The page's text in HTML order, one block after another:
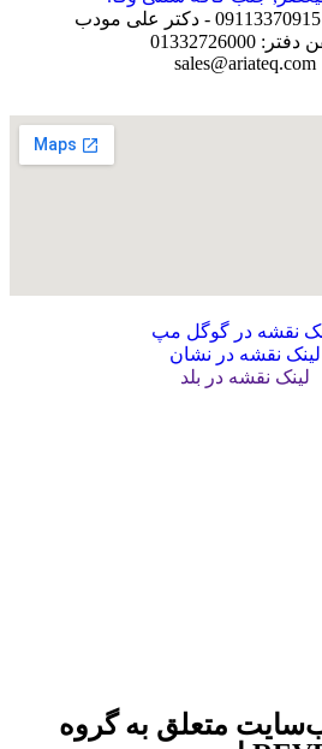
01332726000
sales@ariateq.com
نقشه در گوگل مپ
لینک نقشه در نشان
لینک نقشه در بلد
متعلق به گروه